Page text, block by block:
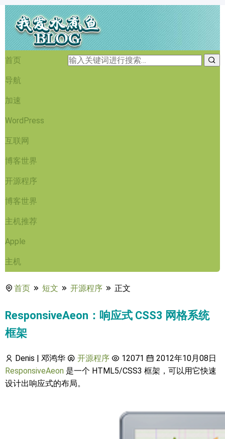
首页
导航
加速
WordPress
互联网
博客世界
开源程序
博客世界
主机推荐
Apple
主机
首页 短文 开源程序 正文
ResponsiveAeon：响应式 CSS3 网格系统
框架
Denis | 邓鸿华 开源程序 12071
2012年10月08日
ResponsiveAeon 是一个 HTML5/CSS3 框架，可以用它快速
设计出响应式的布局。